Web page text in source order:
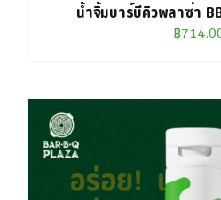
น้ำจิ้มบาร์บีคิวพลาซ่า
฿